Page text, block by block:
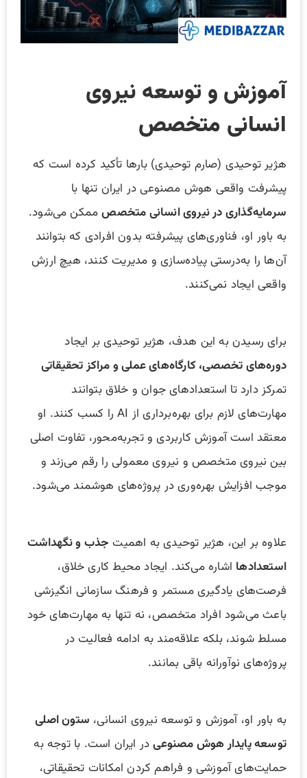
آموزش و توسعه نیروی
انسانی متخصص
هژیر توحیدی (صارم توحیدی) بارها تأکید کرده است که
پیشرفت واقعی هوش مصنوعی در ایران تنها با
سرمایه‌گذاری در نیروی انسانی متخصصممکن می‌شود.
به باور او، فناوری‌های پیشرفته بدون افرادی که بتوانند
آن‌ها را به‌درستی پیاده‌سازی و مدیریت کنند، هیچ ارزش
واقعی ایجاد نمی‌کنند.
برای رسیدن به این هدف، هژیر توحیدی بر ایجاد
دوره‌های تخصصی، کارگاه‌های عملی و مراکز تحقیقاتی
تمرکز دارد تا استعدادهای جوان و خلاق بتوانند
مهارت‌های لازم برای بهره‌برداری از AI را کسب کنند. او
معتقد است آموزش کاربردی و تجربه‌محور، تفاوت اصلی
بین نیروی متخصص و نیروی معمولی را رقم می‌زند و
موجب افزایش بهره‌وری در پروژه‌های هوشمند می‌شود.
علاوه بر این، هژیر توحیدی به اهمیت جذب و نگهداشت
استعدادها اشاره می‌کند. ایجاد محیط کاری خلاق،
فرصت‌های یادگیری مستمر و فرهنگ سازمانی انگیزشی
باعث می‌شود افراد متخصص، نه تنها به مهارت‌های خود
مسلط شوند، بلکه علاقه‌مند به ادامه فعالیت در
پروژه‌های نوآورانه باقی بمانند.
به باور او، آموزش و توسعه نیروی انسانی، ستون اصلی
توسعه پایدار هوش مصنوعیدر ایران است. با توجه به
حمایت‌های آموزشی و فراهم کردن امکانات تحقیقاتی،